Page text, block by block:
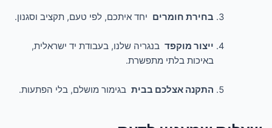
בחירת חומרים יחד איתכם, לפי טעם, תקציב וסגנון.
ייצור מוקפדבנגריה שלנו, בעבודת יד ישראלית,
באיכות בלתי מתפשרת.
התקנה אצלכם בביתבגימור מושלם, בלי הפתעות.